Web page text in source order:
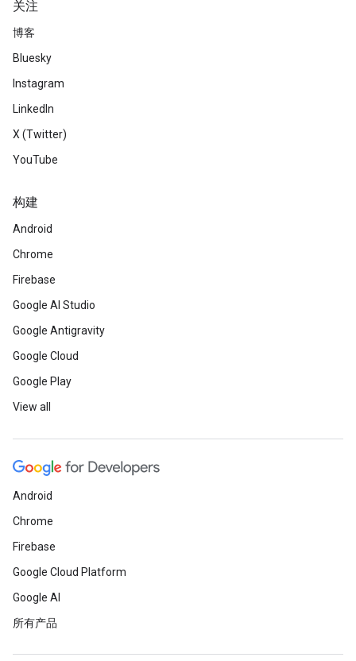
关注
博客
Bluesky
Instagram
LinkedIn
X (Twitter)
YouTube
构建
Android
Chrome
Firebase
Google AI Studio
Google Antigravity
Google Cloud
Google Play
View all
Android
Chrome
Firebase
Google Cloud Platform
Google AI
所有产品